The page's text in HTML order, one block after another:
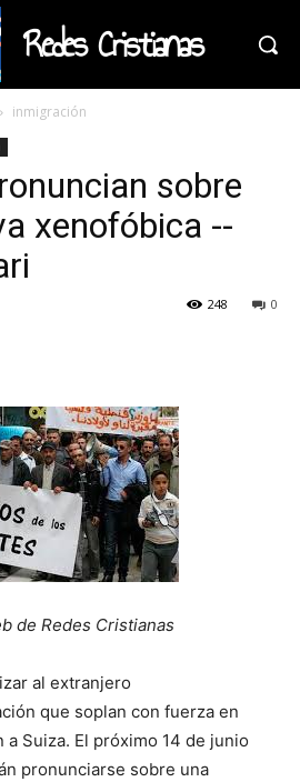
Redes Cristianas
inmigración
sobre
xenofóbica --
0
248
de Redes Cristianas
al extranjero
que soplan con fuerza en
a Suiza. El próximo 14 de junio
pronunciarse sobre una